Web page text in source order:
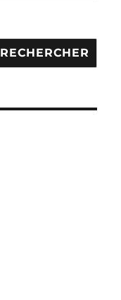
RECHERCHER